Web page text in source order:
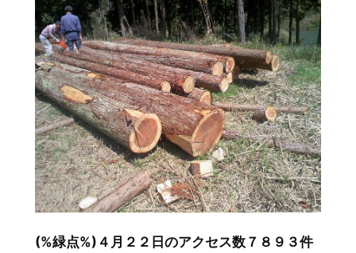
(%緑点%)４月２２日のアクセス数７８９３件